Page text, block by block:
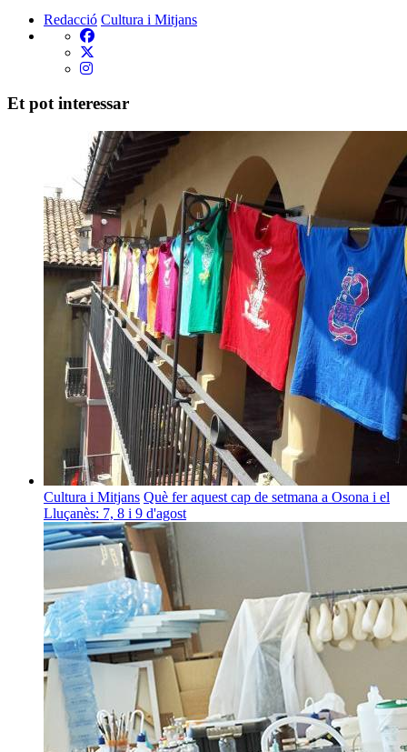
Redacció Cultura i Mitjans
Et pot interessar
Cultura i Mitjans Què fer aquest cap de setmana a Osona i el
Lluçanès: 7, 8 i 9 d'agost